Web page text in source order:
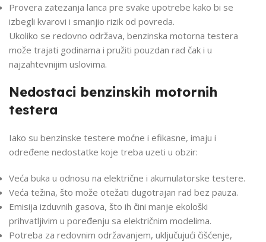
Provera zatezanja lanca pre svake upotrebe kako bi se
izbegli kvarovi i smanjio rizik od povreda.
Ukoliko se redovno održava, benzinska motorna testera
može trajati godinama i pružiti pouzdan rad čak i u
najzahtevnijim uslovima.
Nedostaci benzinskih motornih
testera
Iako su benzinske testere moćne i efikasne, imaju i
određene nedostatke koje treba uzeti u obzir:
Veća buka u odnosu na električne i akumulatorske testere.
Veća težina, što može otežati dugotrajan rad bez pauza.
Emisija izduvnih gasova, što ih čini manje ekološki
prihvatljivim u poređenju sa električnim modelima.
Potreba za redovnim održavanjem, uključujući čišćenje,